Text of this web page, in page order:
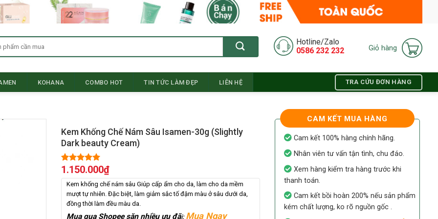
Hotline/Zalo
0586 232 232
Giỏ hàng
KOHANA COMBO HOT TIN TỨC LÀM ĐẸP LIÊN HỆ TRA CỨU ĐƠN HÀNG
Kem Khống Chế Nám Sâu Isamen-30g (Slightly
Dark beauty Cream)
5.00 trên 5
dựa trên
1
đánh giá
1.150.000₫
Kem khống chế nám sâu Giúp cấp ẩm cho da, làm cho da mềm
mượt tự nhiên. Đặc biệt, làm giảm sắc tố đậm màu ở sâu dưới da,
đồng thời làm đều màu da.
Mua qua Shopee săn nhiều ưu đãi: Mua Ngay
CAM KẾT MUA HÀNG
Cam kết 100% hàng chính hãng.
Nhân viên tư vấn tận tình, chu đáo.
Xem hàng kiểm tra hàng trước khi
thanh toán.
Cam kết bồi hoàn 200% nếu sản phẩm
kém chất lượng, ko rõ nguồn gốc .